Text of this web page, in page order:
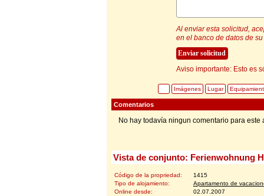
Al enviar esta solicitud,
en el banco de datos de
Aviso importante: Esto es
Imágenes Lugar
Comentarios
No hay todavía ningun comentario para este
Vista de conjunto: Ferienwohnung
Código de la propriedad:
1415
Tipo de alojamiento:
Apartamento de
Online desde:
02.07.2007